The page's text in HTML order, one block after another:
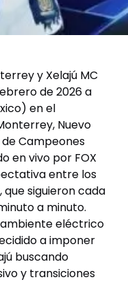
y Xelajú MC
de 2026 a
en el
Nuevo
Campeones
en vivo por FOX
entre los
siguieron cada
a minuto.
ambiente eléctrico
a imponer
buscando
y transiciones